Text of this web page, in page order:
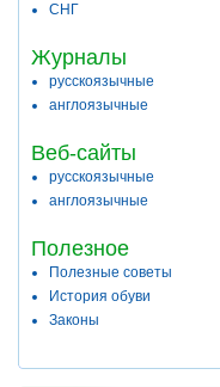
СНГ
Журналы
русскоязычные
англоязычные
Веб-сайты
русскоязычные
англоязычные
Полезное
Полезные советы
История обуви
Законы